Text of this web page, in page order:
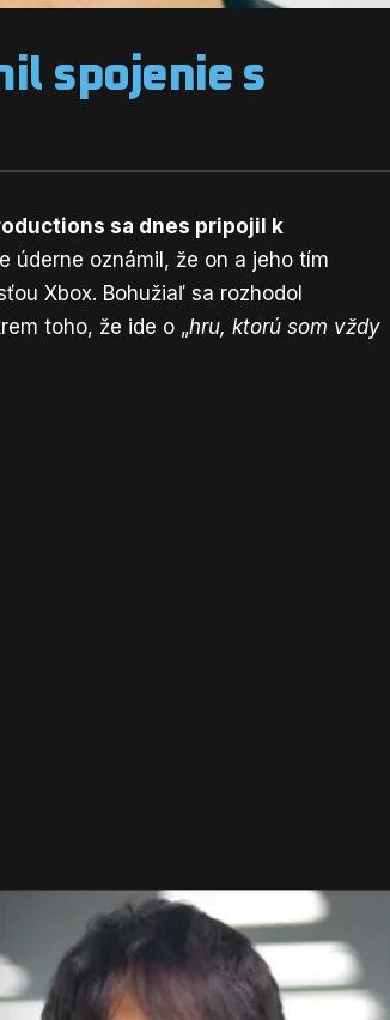
spojenie s
sa dnes pripojil k
úderne oznámil, že on a jeho tím
Xbox. Bohužiaľ sa rozhodol
toho, že ide o „hru, ktorú som vždy
nie je súčasťou žiadnej
spoločnosti Microsoft, čím
Nie je toho veľa, ale je to zaujímavý
rokoch spojený so